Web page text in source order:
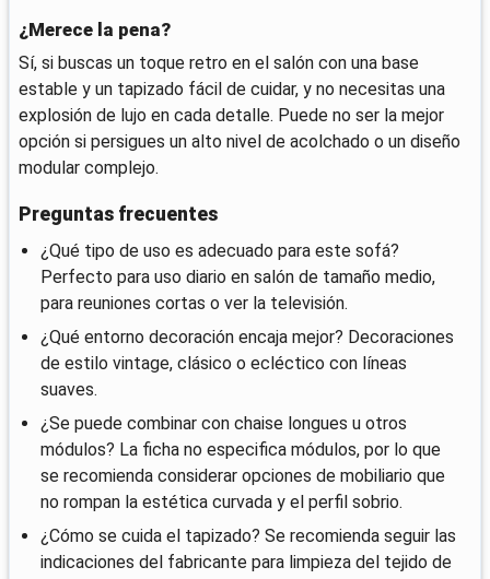
¿Merece la pena?
Sí, si buscas un toque retro en el salón con una base
estable y un tapizado fácil de cuidar, y no necesitas una
explosión de lujo en cada detalle. Puede no ser la mejor
opción si persigues un alto nivel de acolchado o un diseño
modular complejo.
Preguntas frecuentes
¿Qué tipo de uso es adecuado para este sofá?
Perfecto para uso diario en salón de tamaño medio,
para reuniones cortas o ver la televisión.
¿Qué entorno decoración encaja mejor? Decoraciones
de estilo vintage, clásico o ecléctico con líneas
suaves.
¿Se puede combinar con chaise longues u otros
módulos? La ficha no especifica módulos, por lo que
se recomienda considerar opciones de mobiliario que
no rompan la estética curvada y el perfil sobrio.
¿Cómo se cuida el tapizado? Se recomienda seguir las
indicaciones del fabricante para limpieza del tejido de